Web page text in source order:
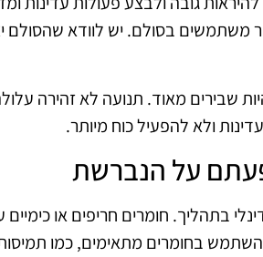
משתמשים בסולם. יש לוודא שהסולם
שבירים מאוד. תנועה לא זהירה
ולא להפעיל כוח מיותר.
על הנברשת
בתהליך. חומרים חריפים או
בחומרים מתאימים, כמו